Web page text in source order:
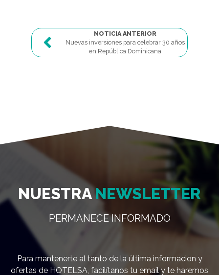
NOTICIA ANTERIOR
Nuevas inversiones para celebrar 30 años
en República Dominicana
NUESTRANEWSLETTER
PERMANECE INFORMADO
Para mantenerte al tanto de la última informacion y
ofertas de HOTELSA, facilítanos tu email y te haremos